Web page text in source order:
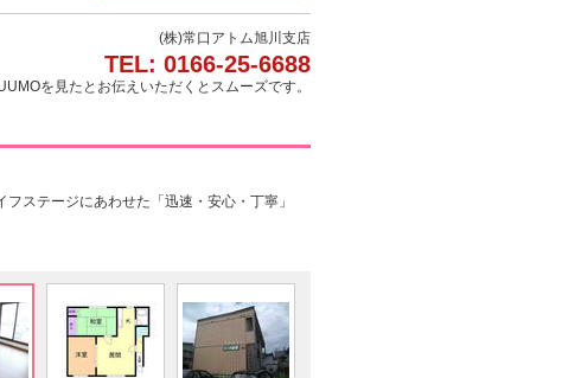
(株)常口アトム旭川支店
TEL: 0166-25-6688
を見たとお伝えいただくとスムーズです。
ステージにあわせた「迅速・安心・丁寧」